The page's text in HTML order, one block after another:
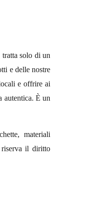
solo di un
e delle nostre
e offrire ai
autentica. È un
materiali
il diritto